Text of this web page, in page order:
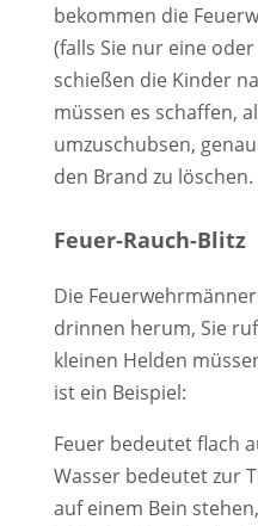
bekommen die
(falls Sie nur eine
schießen die Kinder
müssen es schaffen,
umzuschubsen,
den Brand zu löschen.
Feuer-Rauch-Blitz
Die
drinnen herum, Sie
kleinen Helden
ist ein Beispiel:
Feuer bedeutet flach
Wasser bedeutet zur
auf einem Bein